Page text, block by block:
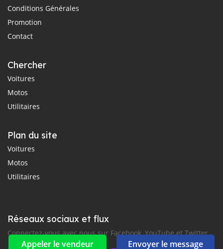
Appeler le vendeur Envoyer le message
Conditions Générales
Promotion
Contact
Chercher
Voitures
Motos
Utilitaires
Plan du site
Voitures
Motos
Utilitaires
Réseaux sociaux et flux
Connectez-vous avec nous sur Facebook, YouTube et Twitter.